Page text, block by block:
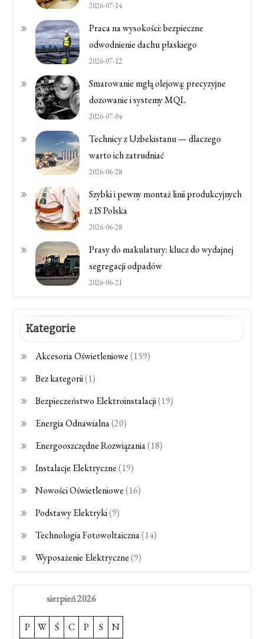
2026-07-14
Praca na wysokości: bezpieczne
odwodnienie dachu płaskiego
2026-07-12
Smarowanie mgłą olejową: precyzyjne
dozowanie i systemy MQL
2026-07-04
Technicy z Uzbekistanu — dlaczego
warto ich zatrudniać
2026-06-28
Szybki i pewny montaż linii produkcyjnych
z IS Polska
2026-06-28
Prasy do makulatury: klucz do wydajnej
segregacji odpadów
2026-06-21
Kategorie
Akcesoria Oświetleniowe(159)
Bez kategorii(1)
Bezpieczeństwo Elektroinstalacji(19)
Energia Odnawialna(20)
Energooszczędne Rozwiązania(18)
Instalacje Elektryczne(19)
Nowości Oświetleniowe(16)
Podstawy Elektryki(9)
Technologia Fotowoltaiczna(14)
Wyposażenie Elektryczne(9)
sierpień 2026
P W Ś C P S
N